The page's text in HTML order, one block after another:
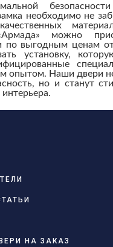
необходимо не
можно
по выгодным ценам
установку,
опытом. Наши двери
но и станут
НА ЗАКАЗ